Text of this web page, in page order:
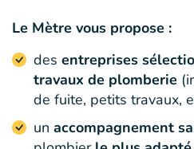
Le Mètre vous propose :
des entreprises
travaux de plomberie
de fuite, petits travaux,
un accompagnement